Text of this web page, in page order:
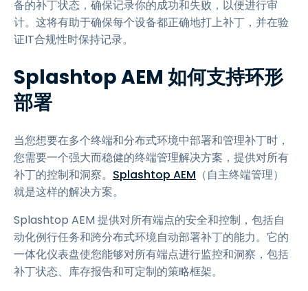
备的补丁状态，确保记录你的成功和失败，以便进行审
计。这将有助于确保每个设备都正确地打上补丁，并在验
证IT合规性时保持记录。
Splashtop AEM 如何支持环形
部署
当您想要在多个终端和分布式环境中部署和管理补丁时，
您需要一个强大而稳健的终端管理解决方案，提供对所有
补丁的控制和洞察。 Splashtop AEM （自主终端管理）
就是这样的解决方案。
Splashtop AEM 提供对所有端点的安全和控制，包括自
动化例行任务和跨分布式环境自动部署补丁的能力。它的
一体化仪表盘使您能够对所有端点进行监控和洞察，包括
补丁状态、库存报告和可定制的策略框架。